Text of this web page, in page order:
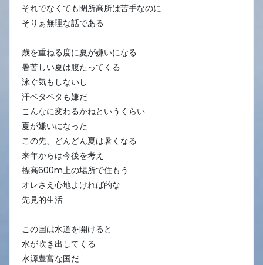
それでなくても閉所高所は苦手なのに
そりぁ無理な話である
歳を重ねる度に夏が嫌いになる
暑苦しい夏は腹たってくる
泳ぐ気もしないし
汗ベタベタも嫌だ
こんなに変わるかねというくらい
夏が嫌いになった
この先、どんどん夏は暑くなる
来年からは今後を考え
標高600m上の場所で住もう
オレさえ心地よければ的な
先見的生活
この国は水道を開けると
水が吹き出してくる
水源豊富な国だ